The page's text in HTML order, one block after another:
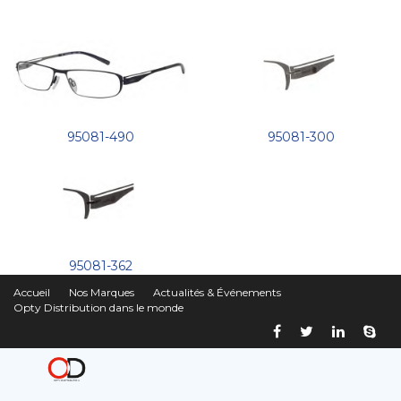
95081-490 95081-300
95081-362
Accueil Nos Marques
Actualités & Événements
Opty Distribution dans le monde